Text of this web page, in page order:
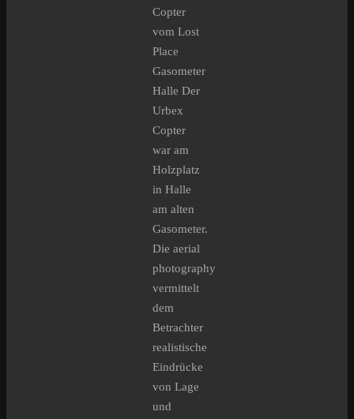
Copter
vom Lost
Place
Gasometer
Halle Der
Urbex
Copter
war am
Holzplatz
in Halle
am alten
Gasometer.
Die aerial
photography
vermittelt
dem
Betrachter
realistische
Eindrücke
von Lage
und